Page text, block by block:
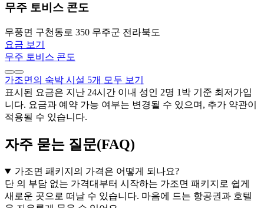
무주 토비스 콘도
무풍면 구천동로 350 무주군 전라북도
요금 보기
무주 토비스 콘도
가조면의 숙박 시설 5개 모두 보기
표시된 요금은 지난 24시간 이내 성인 2명 1박 기준 최저가입
니다. 요금과 예약 가능 여부는 변경될 수 있으며, 추가 약관이
적용될 수 있습니다.
자주 묻는 질문(FAQ)
가조면 패키지의 가격은 어떻게 되나요?
단 의 부담 없는 가격대부터 시작하는 가조면 패키지로 쉽게
새로운 곳으로 떠날 수 있습니다. 마음에 드는 항공권과 호텔